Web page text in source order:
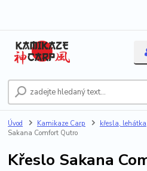
Úvod Kamikaze Carp křesla,
Sakana Comfort Qutro
Křeslo Sakana